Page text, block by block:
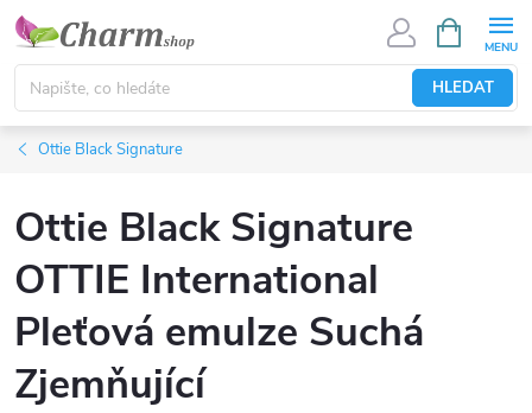
Přejít
obsah
HLEDAT
NÁKUPNÍ
KOŠÍK
Ottie Black Signature
Ottie Black Signature
OTTIE International
Pleťová emulze Suchá
Zjemňující